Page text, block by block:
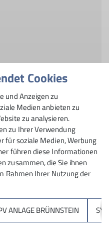
rosenheim.de
Cookies
und Anzeigen zu
Medien anbieten zu
zu analysieren.
zu Ihrer Verwendung
für soziale Medien, Werbung
führen diese Informationen
zusammen, die Sie ihnen
Rahmen Ihrer Nutzung der
ANLAGE BRÜNNSTEIN